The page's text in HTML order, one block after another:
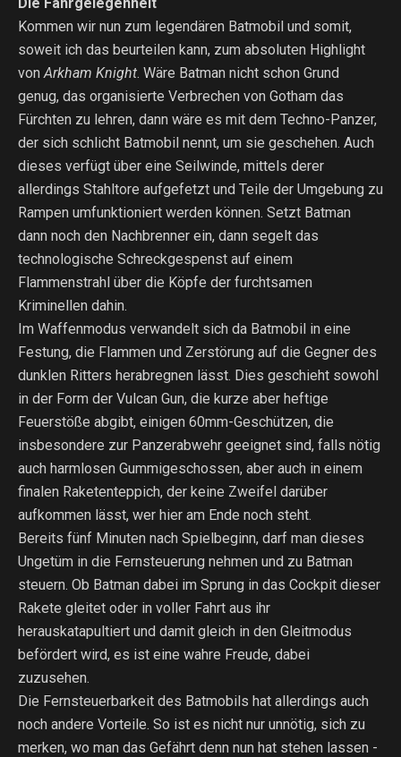
Kommen wir nun zum legendären Batmobil und somit,
soweit ich das beurteilen kann, zum absoluten Highlight
vonArkham Knight. Wäre Batman nicht schon Grund
genug, das organisierte Verbrechen von Gotham das
Fürchten zu lehren, dann wäre es mit dem Techno-Panzer,
der sich schlicht Batmobil nennt, um sie geschehen. Auch
dieses verfügt über eine Seilwinde, mittels derer
allerdings Stahltore aufgefetzt und Teile der Umgebung zu
Rampen umfunktioniert werden können. Setzt Batman
dann noch den Nachbrenner ein, dann segelt das
technologische Schreckgespenst auf einem
Flammenstrahl über die Köpfe der furchtsamen
Kriminellen dahin.
Im Waffenmodus verwandelt sich da Batmobil in eine
Festung, die Flammen und Zerstörung auf die Gegner des
dunklen Ritters herabregnen lässt. Dies geschieht sowohl
in der Form der Vulcan Gun, die kurze aber heftige
Feuerstöße abgibt, einigen 60mm-Geschützen, die
insbesondere zur Panzerabwehr geeignet sind, falls nötig
auch harmlosen Gummigeschossen, aber auch in einem
finalen Raketenteppich, der keine Zweifel darüber
aufkommen lässt, wer hier am Ende noch steht.
Bereits fünf Minuten nach Spielbeginn, darf man dieses
Ungetüm in die Fernsteuerung nehmen und zu Batman
steuern. Ob Batman dabei im Sprung in das Cockpit dieser
Rakete gleitet oder in voller Fahrt aus ihr
herauskatapultiert und damit gleich in den Gleitmodus
befördert wird, es ist eine wahre Freude, dabei
zuzusehen.
Die Fernsteuerbarkeit des Batmobils hat allerdings auch
noch andere Vorteile. So ist es nicht nur unnötig, sich zu
merken, wo man das Gefährt denn nun hat stehen lassen -